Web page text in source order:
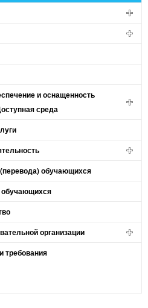
и оснащенность
среда
обучающихся
организации
требования